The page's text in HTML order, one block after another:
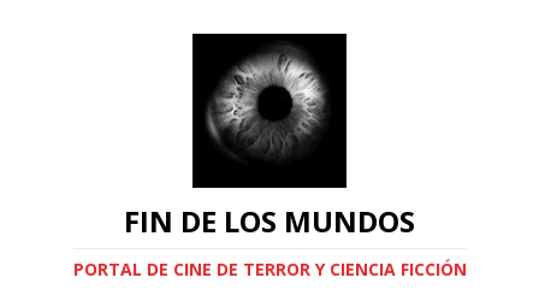
FIN DE LOS MUNDOS
PORTAL DE CINE DE TERROR Y CIENCIA FICCIÓN